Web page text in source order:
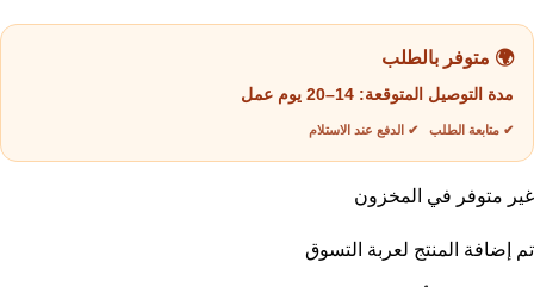
🌍 متوفر بالطلب
مدة التوصيل المتوقعة: 14–20 يوم عمل
✔ متابعة الطلب ✔ الدفع عند الاستلام
غير متوفر في المخزون
تم إضافة المنتج لعربة التسوق